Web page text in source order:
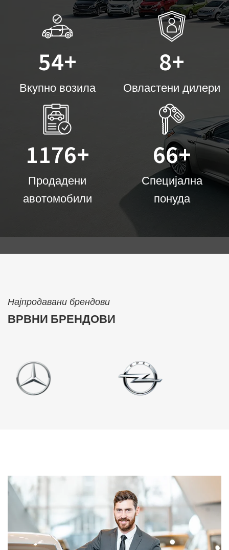
54+
Вкупно возила
8+
Овластени дилери
1176+
Продадени
авотомобили
66+
Специјална
понуда
Најпродавани брендови
ВРВНИ БРЕНДОВИ